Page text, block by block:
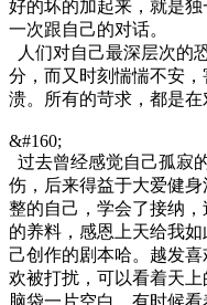
好的坏的加起来，就是
一次跟自己的对话。
人们对自己最深层次的
分，而又时刻惴惴不安
溃。所有的苛求，都是在
&#160;
过去曾经感觉自己孤寂
伤，后来得益于大爱健
整的自己，学会了接纳
的养料，感恩上天给我
己创作的剧本哈。越发
欢被打扰，可以看着天